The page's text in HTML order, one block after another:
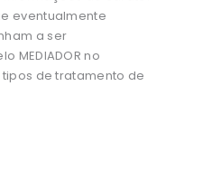
eventualmente
a ser
MEDIADOR no
de tratamento de